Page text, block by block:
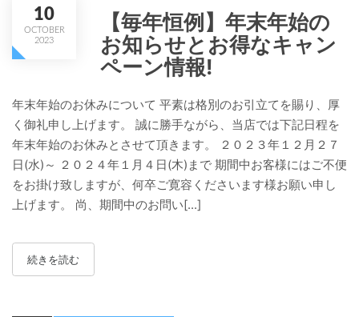
10
OCTOBER
2023
【毎年恒例】年末年始の
お知らせとお得なキャン
ペーン情報!
年末年始のお休みについて 平素は格別のお引立てを賜り、厚
く御礼申し上げます。 誠に勝手ながら、当店では下記日程を
年末年始のお休みとさせて頂きます。 ２０２３年１２月２７
日(水)～ ２０２４年１月４日(木)まで 期間中お客様にはご不便
をお掛け致しますが、何卒ご寛容くださいます様お願い申し
上げます。 尚、期間中のお問い[...]
続きを読む